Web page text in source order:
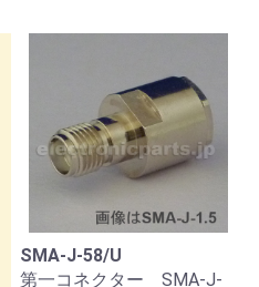
SMA-J-58/U
第一コネクター SMA-J-